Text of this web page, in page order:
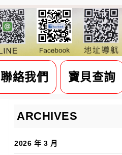
聯絡我們 寶貝查詢
ARCHIVES
2026 年 3 月